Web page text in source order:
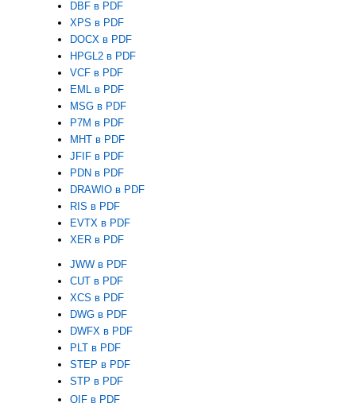
DBF в PDF
XPS в PDF
DOCX в PDF
HPGL2 в PDF
VCF в PDF
EML в PDF
MSG в PDF
P7M в PDF
MHT в PDF
JFIF в PDF
PDN в PDF
DRAWIO в PDF
RIS в PDF
EVTX в PDF
XER в PDF
JWW в PDF
CUT в PDF
XCS в PDF
DWG в PDF
DWFX в PDF
PLT в PDF
STEP в PDF
STP в PDF
QIF в PDF